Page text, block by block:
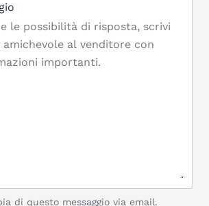
di questo messaggio via email.